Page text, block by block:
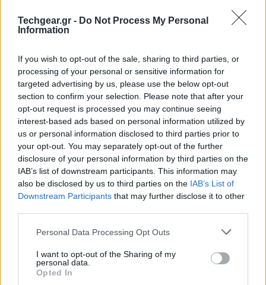
Techgear.gr - Do Not Process My Personal
Information
If you wish to opt-out of the sale, sharing to third parties, or
processing of your personal or sensitive information for
targeted advertising by us, please use the below opt-out
section to confirm your selection. Please note that after your
opt-out request is processed you may continue seeing
interest-based ads based on personal information utilized by
us or personal information disclosed to third parties prior to
your opt-out. You may separately opt-out of the further
disclosure of your personal information by third parties on the
IAB’s list of downstream participants. This information may
also be disclosed by us to third parties on the IAB’s List of
Downstream Participants that may further disclose it to other
Please note that this website/app uses one or more Google
not limited to your visit or usage behaviour. You may click to
grant or deny consent to Google and its third-party tags to
use your data for below specified purposes in below Google
Personal Data Processing Opt Outs
I want to opt-out of the Sharing of my
personal data.
Opted In
περιορισμένα και κανείς δεν είχε καταφέρει να
παρατηρήσει με ακρίβεια το πώς «σπάει» η ροή σε
Από τη δεκαετία του 1950,
η υπόθεση του Morkovin
υποστήριζε ότι, παρά τη συμπιεστότητα του αέρα και
τις διαφορές πίεσης και θερμοκρασίας στις
υπερηχητικές ταχύτητες, η βασική δομή της τύρβης
(της χαοτικής ροής του αέρα γύρω από το
αεροσκάφος) δεν αλλάζει δραματικά. Με άλλα λόγια,
το χάος παραμένει ίδιο, απλώς πιο έντονο.
Αν η θεωρία ήταν αληθινή, αυτό θα σήμαινε ότι οι
μηχανικοί δεν χρειάζεται να εφεύρουν εξ ολοκλήρου
νέα μοντέλα για να σχεδιάσουν υπερηχητικά
ήδη γνωρίζουν από τα υποηχητικά και υπερηχητικά
αεροσκάφη. Παρ’ όλα αυτά, για δεκαετίες δεν